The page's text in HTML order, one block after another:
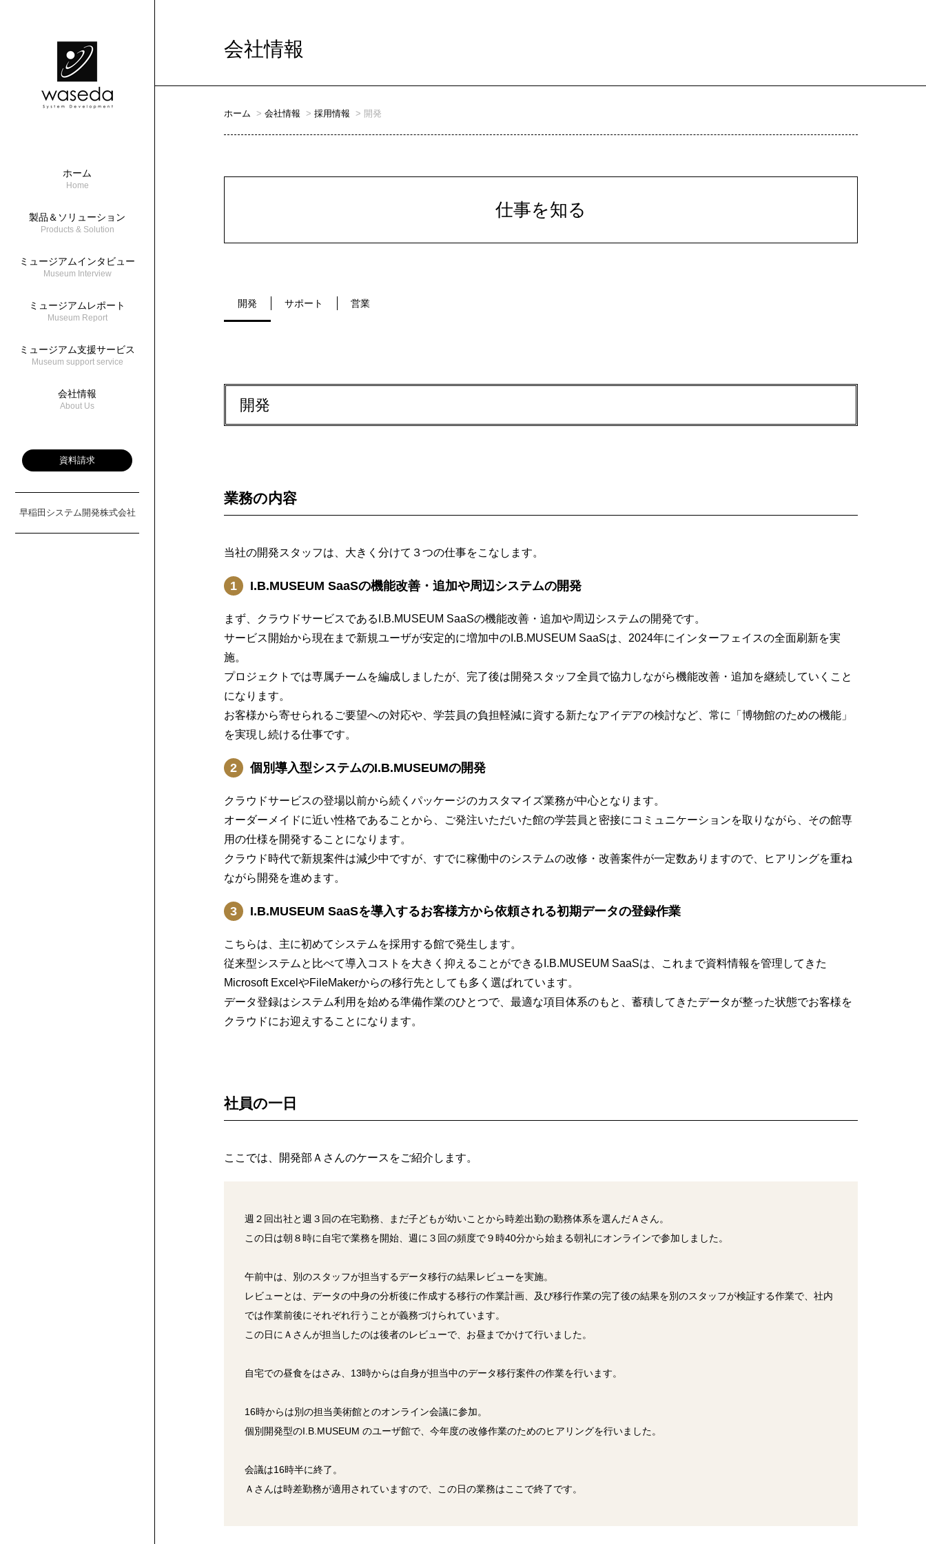
ホーム
Home
製品＆ソリューション
Products & Solution
ミュージアムインタビュー
Museum Interview
ミュージアムレポート
Museum Report
ミュージアム支援サービス
Museum support service
会社情報
About Us
資料請求
早稲田システム開発株式会社
会社情報
ホーム 会社情報 採用情報 開発
仕事を知る
開発 サポート 営業
開発
業務の内容
当社の開発スタッフは、大きく分けて３つの仕事をこなします。
1 I.B.MUSEUM SaaSの機能改善・追加や周辺システムの開発
まず、クラウドサービスであるI.B.MUSEUM SaaSの機能改善・追加や周辺システムの開発です。
サービス開始から現在まで新規ユーザが安定的に増加中のI.B.MUSEUM SaaSは、2024年にインターフェイスの全面刷新を実
施。
プロジェクトでは専属チームを編成しましたが、完了後は開発スタッフ全員で協力しながら機能改善・追加を継続していくこと
になります。
お客様から寄せられるご要望への対応や、学芸員の負担軽減に資する新たなアイデアの検討など、常に「博物館のための機能」
を実現し続ける仕事です。
2 個別導入型システムのI.B.MUSEUMの開発
クラウドサービスの登場以前から続くパッケージのカスタマイズ業務が中心となります。
オーダーメイドに近い性格であることから、ご発注いただいた館の学芸員と密接にコミュニケーションを取りながら、その館専
用の仕様を開発することになります。
クラウド時代で新規案件は減少中ですが、すでに稼働中のシステムの改修・改善案件が一定数ありますので、ヒアリングを重ね
ながら開発を進めます。
3 I.B.MUSEUM SaaSを導入するお客様方から依頼される初期データの登録作業
こちらは、主に初めてシステムを採用する館で発生します。
従来型システムと比べて導入コストを大きく抑えることができるI.B.MUSEUM SaaSは、これまで資料情報を管理してきた
Microsoft ExcelやFileMakerからの移行先としても多く選ばれています。
データ登録はシステム利用を始める準備作業のひとつで、最適な項目体系のもと、蓄積してきたデータが整った状態でお客様を
クラウドにお迎えすることになります。
社員の一日
ここでは、開発部Ａさんのケースをご紹介します。
週２回出社と週３回の在宅勤務、まだ子どもが幼いことから時差出勤の勤務体系を選んだＡさん。
この日は朝８時に自宅で業務を開始、週に３回の頻度で９時40分から始まる朝礼にオンラインで参加しました。
午前中は、別のスタッフが担当するデータ移行の結果レビューを実施。
レビューとは、データの中身の分析後に作成する移行の作業計画、及び移行作業の完了後の結果を別のスタッフが検証する作業で、社内
では作業前後にそれぞれ行うことが義務づけられています。
この日にＡさんが担当したのは後者のレビューで、お昼までかけて行いました。
自宅での昼食をはさみ、13時からは自身が担当中のデータ移行案件の作業を行います。
16時からは別の担当美術館とのオンライン会議に参加。
個別開発型のI.B.MUSEUM のユーザ館で、今年度の改修作業のためのヒアリングを行いました。
会議は16時半に終了。
Ａさんは時差勤務が適用されていますので、この日の業務はここで終了です。